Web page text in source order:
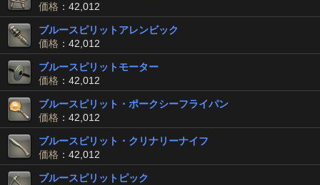
価格 ：42,012
ブルースピリットアレンビック
価格 ：42,012
ブルースピリットモーター
価格 ：42,012
ブルースピリット・ポークシーフライパン
価格 ：42,012
ブルースピリット・クリナリーナイフ
価格 ：42,012
ブルースピリットピック